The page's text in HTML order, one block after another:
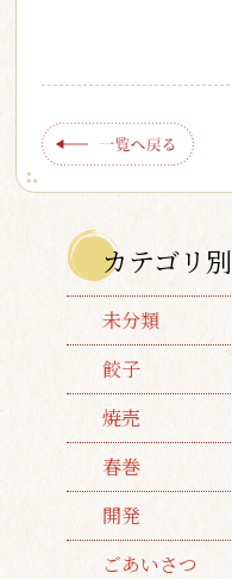
カテゴリ別
未分類
餃子
焼売
春巻
開発
ごあいさつ